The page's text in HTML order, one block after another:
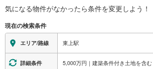
気になる物件がなかったら条件を変更しよう！
現在の検索条件
エリア/路線 東上駅
詳細条件 5,000万円｜建築条件付き土地を含